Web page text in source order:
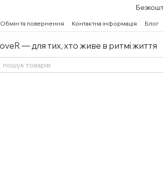
Обмін та повернення Контактна інформація Блог
— для тих, хто живе в ритмі життя